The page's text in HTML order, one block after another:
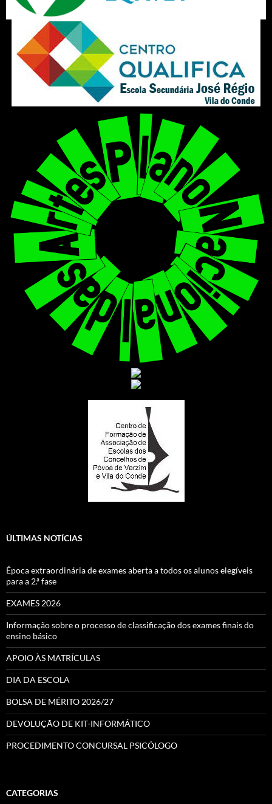
ÚLTIMAS NOTÍCIAS
Época extraordinária de exames aberta a todos os alunos elegíveis
para a 2.ª fase
EXAMES 2026
Informação sobre o processo de classificação dos exames finais do
ensino básico
APOIO ÀS MATRÍCULAS
DIA DA ESCOLA
BOLSA DE MÉRITO 2026/27
DEVOLUÇÃO DE KIT-INFORMÁTICO
PROCEDIMENTO CONCURSAL PSICÓLOGO
CATEGORIAS